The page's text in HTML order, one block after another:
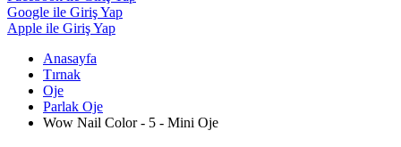
Google ile Giriş Yap
Apple ile Giriş Yap
Anasayfa
Tırnak
Oje
Parlak Oje
Wow Nail Color - 5 - Mini Oje